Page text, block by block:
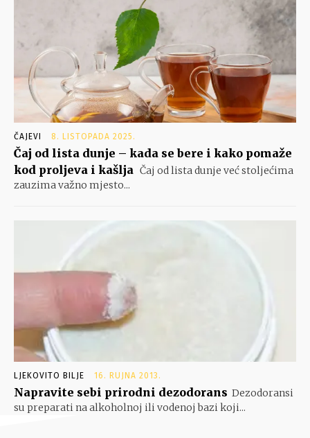
ČAJEVI 8. LISTOPADA 2025.
Čaj od lista dunje – kada se bere i kako pomaže
kod proljeva i kašlja Čaj od lista dunje već stoljećima
zauzima važno mjesto...
LJEKOVITO BILJE 16. RUJNA 2013.
Napravite sebi prirodni dezodorans Dezodoransi
su preparati na alkoholnoj ili vodenoj bazi koji...